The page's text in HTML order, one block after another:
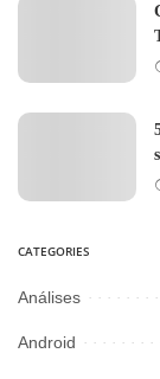
CATEGORIES
Análises
Android